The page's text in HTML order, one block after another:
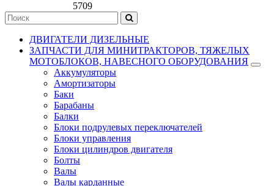
5709
ДВИГАТЕЛИ ДИЗЕЛЬНЫЕ
ЗАПЧАСТИ ДЛЯ МИНИТРАКТОРОВ, ТЯЖЕЛЫХ
МОТОБЛОКОВ, НАВЕСНОГО ОБОРУДОВАНИЯ
Аккумуляторы
Амортизаторы
Баки
Барабаны
Балки
Блоки подрулевых переключателей
Блоки управления
Блоки цилиндров двигателя
Болты
Валы
Валы карданные